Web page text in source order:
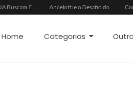
China e EUA Buscam Expansão do Comércio Agrícola Ancelotti e o Desafio dos Goleiros na Seleção
Home Categorias